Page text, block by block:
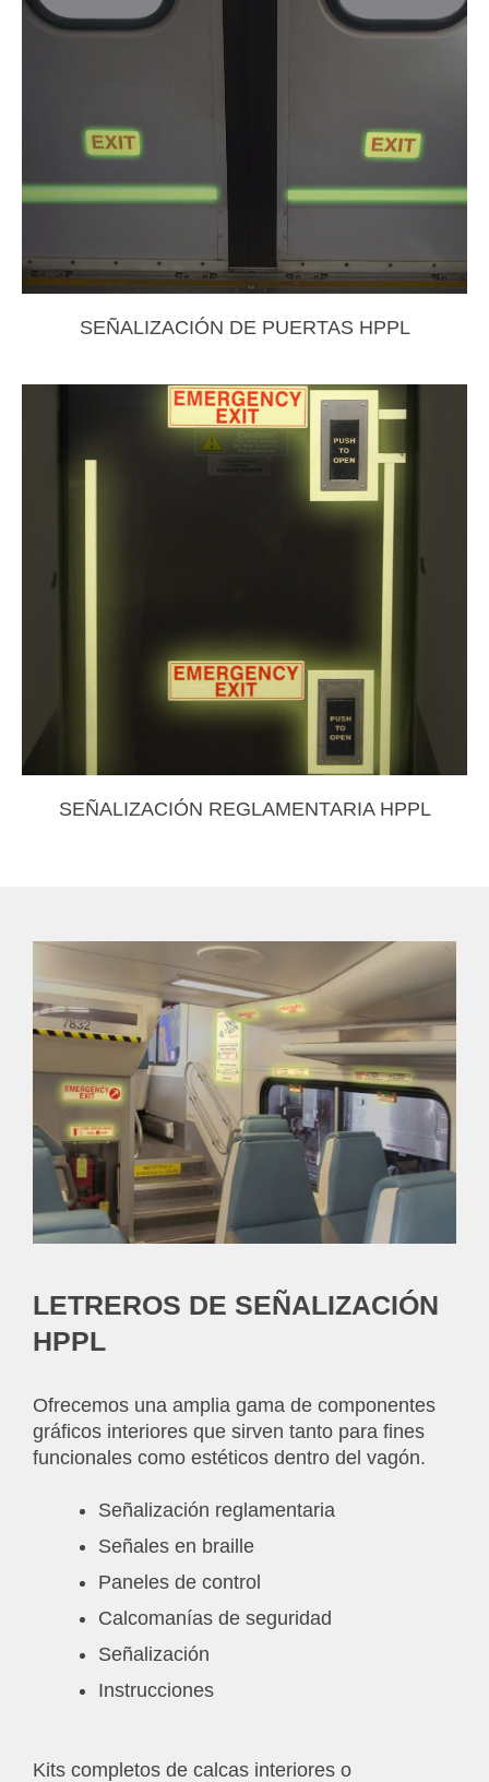
SEÑALIZACIÓN DE PUERTAS HPPL
SEÑALIZACIÓN REGLAMENTARIA HPPL
LETREROS DE SEÑALIZACIÓN
HPPL
Ofrecemos una amplia gama de componentes
gráficos interiores que sirven tanto para fines
funcionales como estéticos dentro del vagón.
Señalización reglamentaria
Señales en braille
Paneles de control
Calcomanías de seguridad
Señalización
Instrucciones
Kits completos de calcas interiores o